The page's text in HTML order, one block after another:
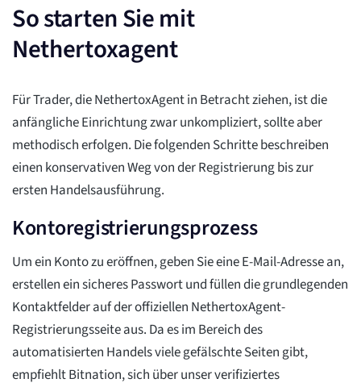
So starten Sie mit
Nethertoxagent
Für Trader, die NethertoxAgent in Betracht ziehen, ist die
anfängliche Einrichtung zwar unkompliziert, sollte aber
methodisch erfolgen. Die folgenden Schritte beschreiben
einen konservativen Weg von der Registrierung bis zur
ersten Handelsausführung.
Kontoregistrierungsprozess
Um ein Konto zu eröffnen, geben Sie eine E-Mail-Adresse an,
erstellen ein sicheres Passwort und füllen die grundlegenden
Kontaktfelder auf der offiziellen NethertoxAgent-
Registrierungsseite aus. Da es im Bereich des
automatisierten Handels viele gefälschte Seiten gibt,
empfiehlt Bitnation, sich über unser verifiziertes